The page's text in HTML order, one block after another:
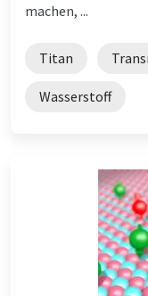
machen, ...
Titan
Wasserstoff